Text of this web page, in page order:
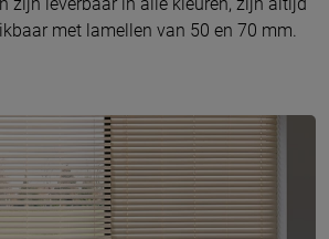
met lamellen van 50 en 70 mm.